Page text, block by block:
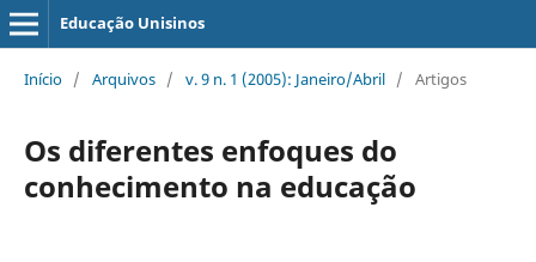
Educação Unisinos
Início / Arquivos / v. 9 n. 1 (2005): Janeiro/Abril / Artigos
Os diferentes enfoques do
conhecimento na educação